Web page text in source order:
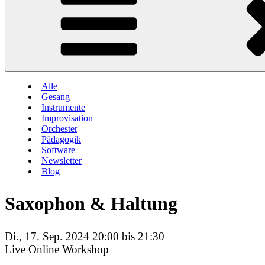
Alle
Gesang
Instrumente
Improvisation
Orchester
Pädagogik
Software
Newsletter
Blog
Saxophon & Haltung
Di., 17. Sep. 2024 20:00 bis 21:30
Live Online Workshop